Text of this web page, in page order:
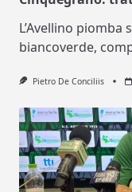
L’Avellino piomba
biancoverde,
Pietro De Conciliis